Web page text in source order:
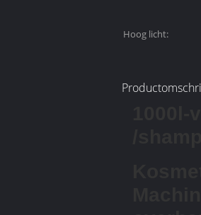
Hoog licht: